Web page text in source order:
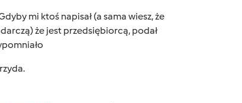
mi ktoś napisał (a sama wiesz, że
że jest przedsiębiorcą, podał